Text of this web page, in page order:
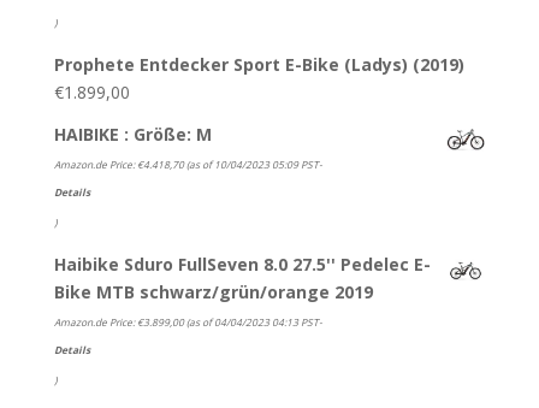
)
Prophete Entdecker Sport E-Bike (Ladys) (2019)
€1.899,00
HAIBIKE : Größe: M
Amazon.de Price:€4.418,70(as of 10/04/2023 05:09 PST-
Details
)
Haibike Sduro FullSeven 8.0 27.5'' Pedelec E-
Bike MTB schwarz/grün/orange 2019
Amazon.de Price:€3.899,00(as of 04/04/2023 04:13 PST-
Details
)